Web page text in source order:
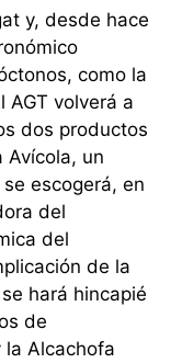
y, desde hace
como la
AGT volverá a
dos productos
Avícola, un
escogerá, en
del
del
de la
hará hincapié
de
la Alcachofa